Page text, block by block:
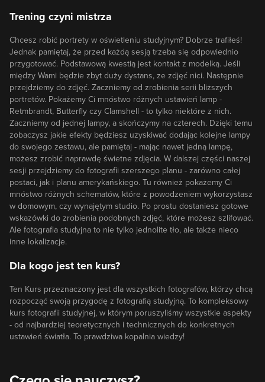
Trening czyni mistrza
Chcesz robić portrety w oświetleniu studyjnym? Dobrze trafiłeś!
Jednak pamiętaj, że przed każdą sesją trzeba się odpowiednio
przygotować. Podstawową kwestią jest kontakt z modelką. Jeśli
między Wami będzie zbyt duży dystans, ze zdjęć nici. Następnie
przejdziemy do zdjęć. Zaczniemy od zrobienia serii bliższych
portretów. Pokażemy Ci mnóstwo różnych ustawień lamp -
Retmbrandt, Butterfly czy Clamshell - to tylko niektóre z nich.
Zaczniemy od jednej lampy, a skończymy na czterech. Dzięki temu
zobaczysz jakie efekty będziesz uzyskiwać dodając kolejne lampy
do swojego zestawu, ale pamiętaj - mając nawet jedną lampę,
możesz zrobić naprawdę świetne zdjęcia. W dalszej części naszej
sesji przejdziemy do fotografii szerszego planu - zarówno całej
postaci, jak i planu amerykańskiego. Tu również pokażemy Ci
mnóstwo różnych schematów, które z powodzeniem wykorzystasz
w domowym, czy wynajętym studio. Po prostu dostaniesz gotowe
wskazówki do zrobienia podobnych zdjęć, które możesz szlifować.
Ale fotografia studyjna to nie tylko jednolite tło, ale także nieco
inne lokalizacje.
Dla kogo jest ten kurs?
Ten Kurs przeznaczony jest dla wszystkich fotografów, którzy chcą
rozpocząć swoją przygodę z fotografią studyjną. To kompleksowy
kurs fotografii studyjnej, w którym poruszyliśmy wszystkie aspekty
- od najbardziej teoretycznych i technicznych do konkretnych
ustawień światła. To prawdziwa kopalnia wiedzy!